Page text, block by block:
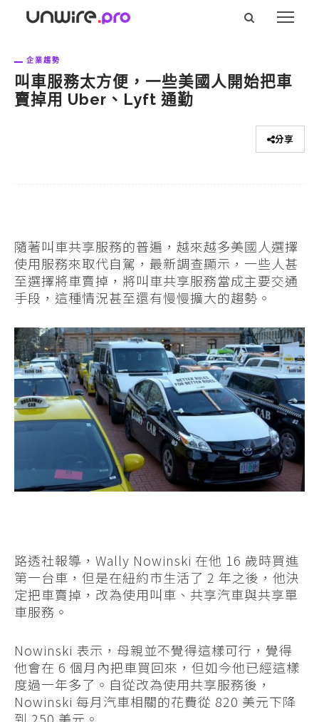
企業趨勢
叫車服務太方便，一些美國人開始把車
賣掉用 Uber、Lyft 通勤
分享
隨著叫車共享服務的普遍，越來越多美國人選擇
使用服務來取代自駕，最新調查顯示，一些人甚
至選擇將車賣掉，將叫車共享服務當成主要交通
手段，這種情況甚至還有慢慢擴大的趨勢。
路透社報導，Wally Nowinski 在他 16 歲時買進
第一台車，但是在紐約市生活了 2 年之後，他決
定把車賣掉，改為使用叫車、共享汽車與共享單
車服務。
Nowinski 表示，母親並不覺得這樣可行，覺得
他會在 6 個月內把車買回來，但如今他已經這樣
度過一年多了。自從改為使用共享服務後，
Nowinski 每月汽車相關的花費從 820 美元下降